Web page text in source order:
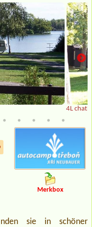
4L
Merkbox
sie in schöner